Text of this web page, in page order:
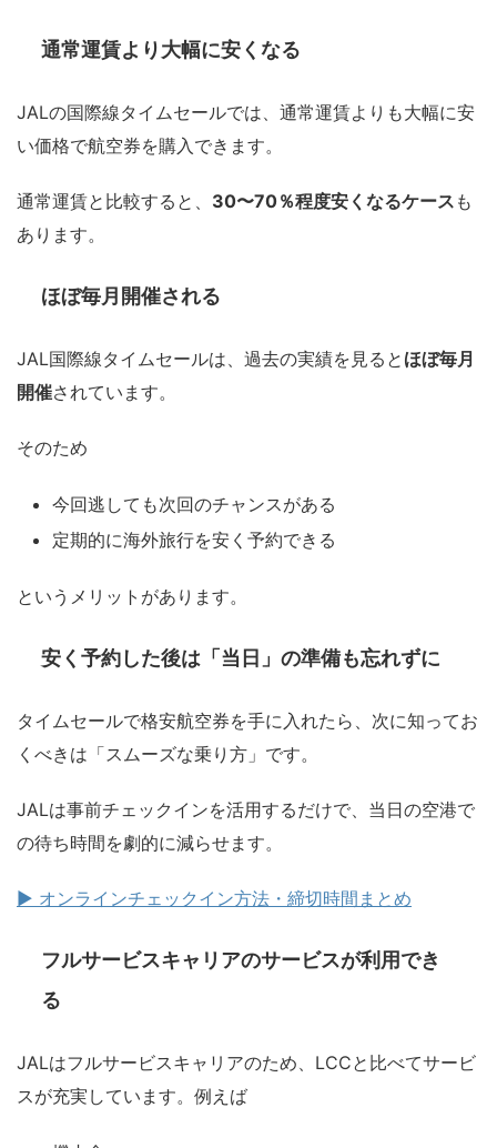
通常運賃より大幅に安くなる
JALの国際線タイムセールでは、通常運賃よりも大幅に安
い価格で航空券を購入できます。
通常運賃と比較すると、 30〜70％程度安くなるケース も
あります。
ほぼ毎月開催される
JAL国際線タイムセールは、過去の実績を見ると ほぼ毎月
開催されています。
そのため
今回逃しても次回のチャンスがある
定期的に海外旅行を安く予約できる
というメリットがあります。
安く予約した後は「当日」の準備も忘れずに
タイムセールで格安航空券を手に入れたら、次に知ってお
くべきは「スムーズな乗り方」です。
JALは事前チェックインを活用するだけで、当日の空港で
の待ち時間を劇的に減らせます。
▶ オンラインチェックイン方法・締切時間まとめ
フルサービスキャリアのサービスが利用でき
る
JALはフルサービスキャリアのため、LCCと比べてサービ
スが充実しています。例えば